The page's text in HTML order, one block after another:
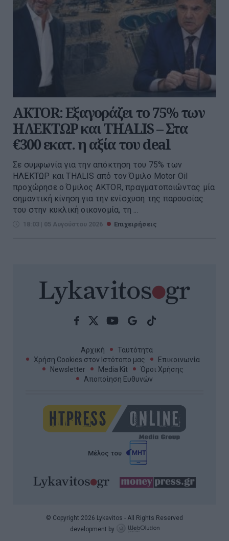
AKTOR: Εξαγοράζει το 75% των
ΗΛΕΚΤΩΡ και THALIS – Στα
€300 εκατ. η αξία του deal
Σε συμφωνία για την απόκτηση του 75% των
ΗΛΕΚΤΩΡ και THALIS από τον Όμιλο Motor Oil
προχώρησε ο Όμιλος AKTOR, πραγματοποιώντας μία
σημαντική κίνηση για την ενίσχυση της παρουσίας
του στην κυκλική οικονομία, τη ...
18:03 | 05 Αυγούστου 2026 Επιχειρήσεις
Αρχική
Ταυτότητα
Χρήση Cookies στον Ιστότοπο μας
Επικοινωνία
Newsletter
Media Kit
Όροι Χρήσης
Αποποίηση Ευθυνών
Μέλος του
© Copyright 2026 Lykavitos - All Rights Reserved
development by